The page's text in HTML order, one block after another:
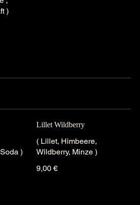
)
)
Lillet Wildberry
( Lillet, Himbeere,
Wildberry, Minze )
9,00 €